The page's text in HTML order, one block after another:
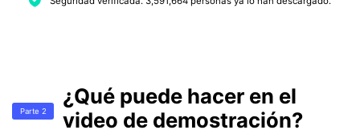
Parte 2
¿Qué puede hacer en el
video de demostración?